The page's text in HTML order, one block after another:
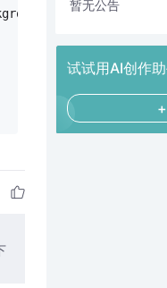
color:#000
暂无公告
试试用AI创作